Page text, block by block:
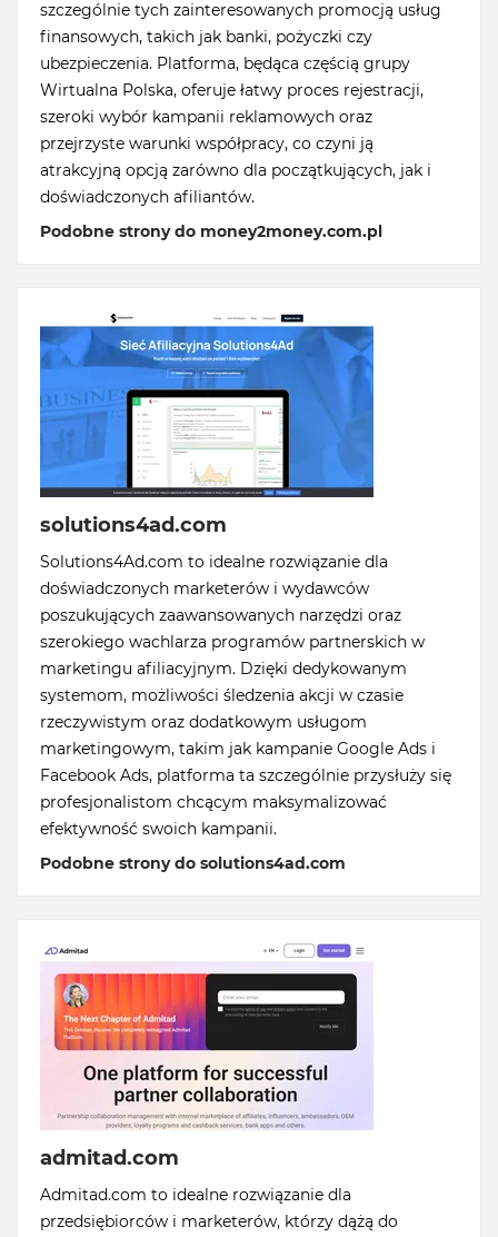
szczególnie tych zainteresowanych promocją usług
finansowych, takich jak banki, pożyczki czy
ubezpieczenia. Platforma, będąca częścią grupy
Wirtualna Polska, oferuje łatwy proces rejestracji,
szeroki wybór kampanii reklamowych oraz
przejrzyste warunki współpracy, co czyni ją
atrakcyjną opcją zarówno dla początkujących, jak i
doświadczonych afiliantów.
Podobne strony do money2money.com.pl
solutions4ad.com
Solutions4Ad.com to idealne rozwiązanie dla
doświadczonych marketerów i wydawców
poszukujących zaawansowanych narzędzi oraz
szerokiego wachlarza programów partnerskich w
marketingu afiliacyjnym. Dzięki dedykowanym
systemom, możliwości śledzenia akcji w czasie
rzeczywistym oraz dodatkowym usługom
marketingowym, takim jak kampanie Google Ads i
Facebook Ads, platforma ta szczególnie przysłuży się
profesjonalistom chcącym maksymalizować
efektywność swoich kampanii.
Podobne strony do solutions4ad.com
admitad.com
Admitad.com to idealne rozwiązanie dla
przedsiębiorców i marketerów, którzy dążą do